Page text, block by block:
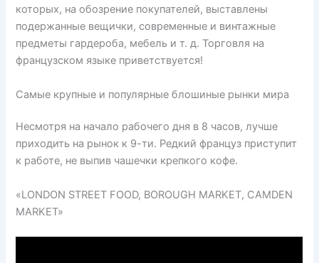
которых, на обозрение покупателей, выставлены
подержанные вещички, современные и винтажные
предметы гардероба, мебель и т. д. Торговля на
французском языке приветствуется!
Самые крупные и популярные блошиные рынки мира
Несмотря на начало рабочего дня в 8 часов, лучше
приходить на рынок к 9-ти. Редкий француз приступит
к работе, не выпив чашечки крепкого кофе.
«LONDON STREET FOOD, BOROUGH MARKET, CAMDEN
MARKET»